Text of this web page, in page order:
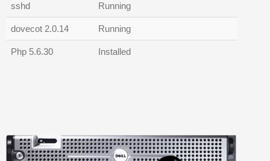
sshd Running
dovecot 2.0.14 Running
Php 5.6.30 Installed